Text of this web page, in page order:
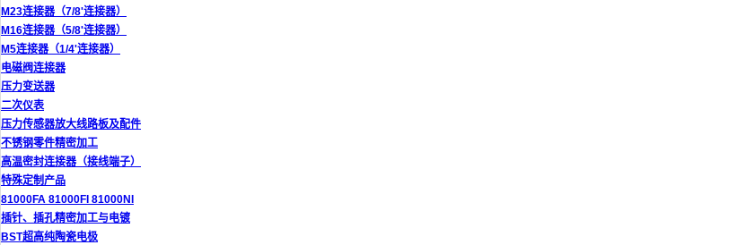
M23连接器（7/8'连接器）
M16连接器（5/8'连接器）
M5连接器（1/4'连接器）
电磁阀连接器
压力变送器
二次仪表
压力传感器放大线路板及配件
不锈钢零件精密加工
高温密封连接器（接线端子）
特殊定制产品
81000FA 81000FI 81000NI
插针、插孔精密加工与电镀
BST超高纯陶瓷电极